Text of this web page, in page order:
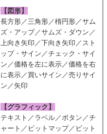
【図形】
長方形／三角形／楕円形／サム
ズ・アップ／サムズ・ダウン／
上向き矢印／下向き矢印／スト
ップ・サイン／チェック・サイ
ン／価格を左に表示／価格を右
に表示／買いサイン／売りサイ
ン／矢印
【グラフィック】
テキスト／ラベル／ボタン／チ
ャート／ビットマップ／ビット